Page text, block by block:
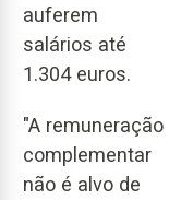
auferem
salários até
1.304 euros.
"A remuneração
complementar
não é alvo de